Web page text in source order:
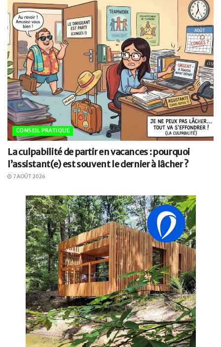
CONSEIL PRATIQUE
La culpabilité de partir en vacances : pourquoi
l’assistant(e) est souvent le dernier à lâcher ?
7 AOÛT 2026